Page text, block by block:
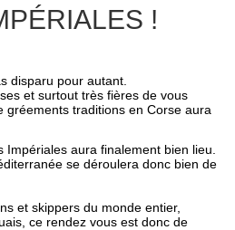
!
disparu pour autant.
et surtout très fières de vous
gréements traditions en Corse aura
aura finalement bien lieu.
se déroulera donc bien de
et skippers du monde entier,
ce rendez vous est donc de